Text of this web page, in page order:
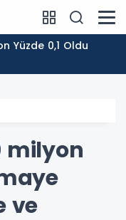
Yüzde 0,1 Oldu
milyon
ve